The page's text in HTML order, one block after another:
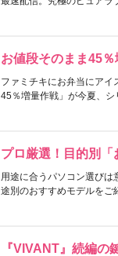
お値段そのまま45
ファミチキにお弁当にアイ
45％増量作戦」が今夏、シ
プロ厳選！目的別「
用途に合うパソコン選びは
途別のおすすめモデルをご
『VIVANT』続編